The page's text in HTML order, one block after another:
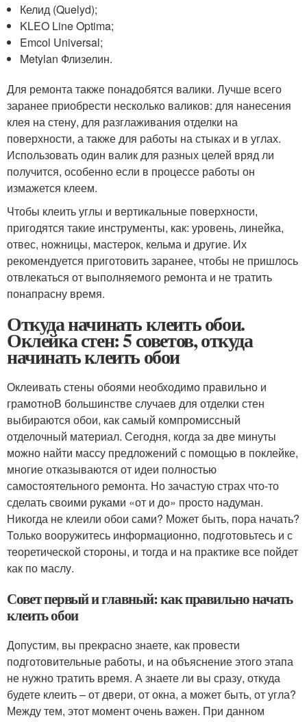
Келид (Quelyd);
KLEO Line Optima;
Emcol Universal;
Metylan Флизелин.
Для ремонта также понадобятся валики. Лучше всего
заранее приобрести несколько валиков: для нанесения
клея на стену, для разглаживания отделки на
поверхности, а также для работы на стыках и в углах.
Использовать один валик для разных целей вряд ли
получится, особенно если в процессе работы он
измажется клеем.
Чтобы клеить углы и вертикальные поверхности,
пригодятся такие инструменты, как: уровень, линейка,
отвес, ножницы, мастерок, кельма и другие. Их
рекомендуется приготовить заранее, чтобы не пришлось
отвлекаться от выполняемого ремонта и не тратить
понапрасну время.
Откуда начинать клеить обои.
Оклейка стен: 5 советов, откуда
начинать клеить обои
Оклеивать стены обоями необходимо правильно и
грамотноВ большинстве случаев для отделки стен
выбираются обои, как самый компромиссный
отделочный материал. Сегодня, когда за две минуты
можно найти массу предложений с помощью в поклейке,
многие отказываются от идеи полностью
самостоятельного ремонта. Но зачастую страх что-то
сделать своими руками «от и до» просто надуман.
Никогда не клеили обои сами? Может быть, пора начать?
Только вооружитесь информационно, подготовьтесь и с
теоретической стороны, и тогда и на практике все пойдет
как по маслу.
Совет первый и главный: как правильно начать
клеить обои
Допустим, вы прекрасно знаете, как провести
подготовительные работы, и на объяснение этого этапа
не нужно тратить время. А знаете ли вы сразу, откуда
будете клеить – от двери, от окна, а может быть, от угла?
Между тем, этот момент очень важен. При данном